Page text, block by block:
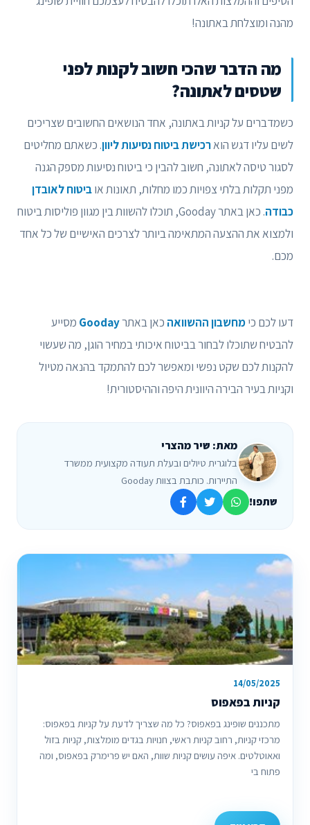
מהנה ומוצלחת באתונה!
מה הדבר שהכי חשוב לקנות לפני
שטסים לאתונה?
כשמדברים על קניות באתונה, אחד הנושאים החשובים שצריכים
לשים עליו דגש הוארכישת ביטוח נסיעות ליוון. כשאתם מחליטים
לסגור טיסה לאתונה, חשוב להבין כי ביטוח נסיעות מספק הגנה
מפני תקלות בלתי צפויות כמו מחלות, תאונות אוביטוח לאובדן
כבודה
. כאן באתר Gooday, תוכלו להשוות בין מגוון פוליסות ביטוח
ולמצוא את ההצעה המתאימה ביותר לצרכים האישיים של כל אחד
מכם.
דעו לכם כימחשבון ההשוואה כאן באתרGooday מסייע
להבטיח שתוכלו לבחור בביטוח איכותי במחיר הוגן, מה שעשוי
להקנות לכם שקט נפשי ומאפשר לכם להתמקד בהנאה מטיול
וקניות בעיר הבירה היוונית היפה וההיסטורית!
מאת: שיר מהצרי
בלוגרית טיולים ובעלת תעודה מקצועית ממשרד
התיירות. כותבת בצוות Gooday
שתפו!
14/05/2025
קניות בפאפוס
מתכננים שופינג בפאפוס? כל מה שצריך לדעת על קניות בפאפוס:
מרכזי קניות, רחוב קניות ראשי, חנויות בגדים מומלצות, קניות בזול
ואאוטלטים. איפה עושים קניות שוות, האם יש פרימרק בפאפוס, ומה
פתוח בי